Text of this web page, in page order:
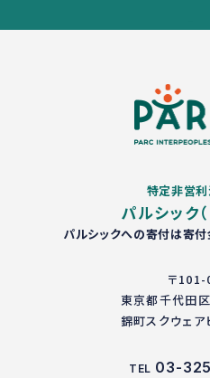
特定非営
パルシック
パルシックへの寄付は寄付
〒
東京都千代田
錦町スクウェ
TEL 03-